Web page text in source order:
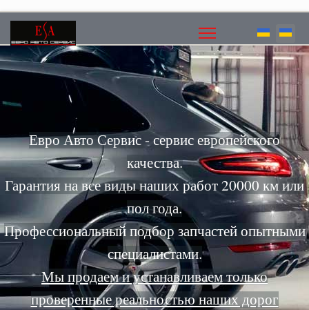
Евро Авто Сервис - сервис европейского
качества.
Гарантия на все виды наших работ 20000 км или
пол года.
Профессиональный подбор запчастей опытными
специалистами.
Мы продаем и устанавливаем только
проверенные реальностью наших дорог